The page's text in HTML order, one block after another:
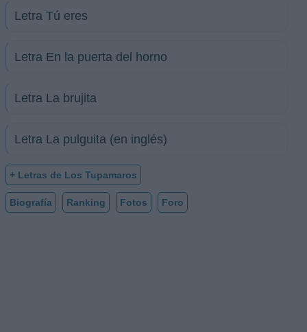
Letra Tú eres
Letra En la puerta del horno
Letra La brujita
Letra La pulguita (en inglés)
+ Letras de Los Tupamaros
Biografía Ranking Fotos Foro